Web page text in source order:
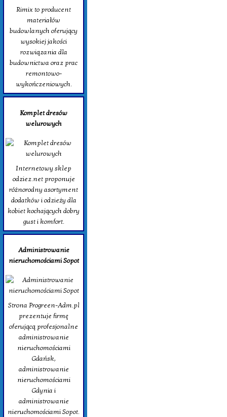
Rimix to producent
materiałów
budowlanych oferujący
wysokiej jakości
rozwiązania dla
budownictwa oraz prac
remontowo-
wykończeniowych.
Komplet dresów
welurowych
Internetowy sklep
odziez.net proponuje
różnorodny asortyment
dodatków i odzieży dla
kobiet kochających dobry
gust i komfort.
Administrowanie
nieruchomościami Sopot
Strona Progreen-Adm.pl
prezentuje firmę
oferującą profesjonalne
administrowanie
nieruchomościami
Gdańsk,
administrowanie
nieruchomościami
Gdynia i
administrowanie
nieruchomościami Sopot.